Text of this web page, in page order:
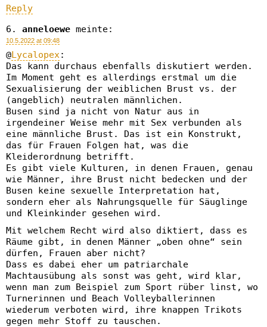
Reply
anneloewe meinte:
10.5.2022 at 09:48
@Lycalopex:
Das kann durchaus ebenfalls diskutiert werden.
Im Moment geht es allerdings erstmal um die
Sexualisierung der weiblichen Brust vs. der
(angeblich) neutralen männlichen.
Busen sind ja nicht von Natur aus in
irgendeiner Weise mehr mit Sex verbunden als
eine männliche Brust. Das ist ein Konstrukt,
das für Frauen Folgen hat, was die
Kleiderordnung betrifft.
Es gibt viele Kulturen, in denen Frauen, genau
wie Männer, ihre Brust nicht bedecken und der
Busen keine sexuelle Interpretation hat,
sondern eher als Nahrungsquelle für Säuglinge
und Kleinkinder gesehen wird.
Mit welchem Recht wird also diktiert, dass es
Räume gibt, in denen Männer „oben ohne“ sein
dürfen, Frauen aber nicht?
Dass es dabei eher um patriarchale
Machtausübung als sonst was geht, wird klar,
wenn man zum Beispiel zum Sport rüber linst, wo
Turnerinnen und Beach Volleyballerinnen
wiederum verboten wird, ihre knappen Trikots
gegen mehr Stoff zu tauschen.